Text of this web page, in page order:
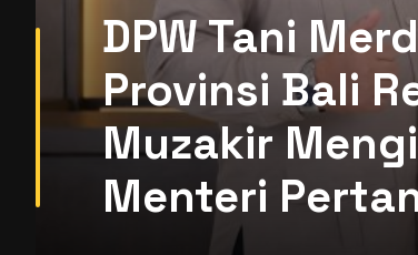
DPW Tani
Provinsi Bali
Muzakir
Menteri